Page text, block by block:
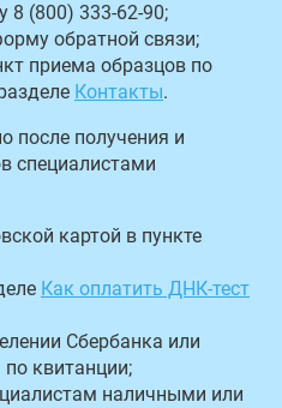
8 (800) 333-62-90;
обратной связи;
приема образцов по
Контакты.
после получения и
специалистами
картой в пункте
Как оплатить ДНК-тест
Сбербанка или
квитанции;
наличными или